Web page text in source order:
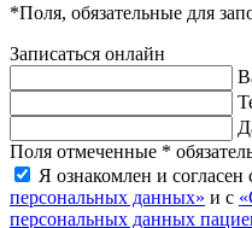
*Поля, обязательные для
Записаться онлайн
Поля отмеченные *
Я ознакомлен и согласен
персональных данных» и с
персональных данных